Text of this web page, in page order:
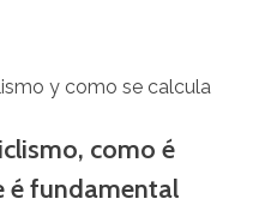
como é
é fundamental